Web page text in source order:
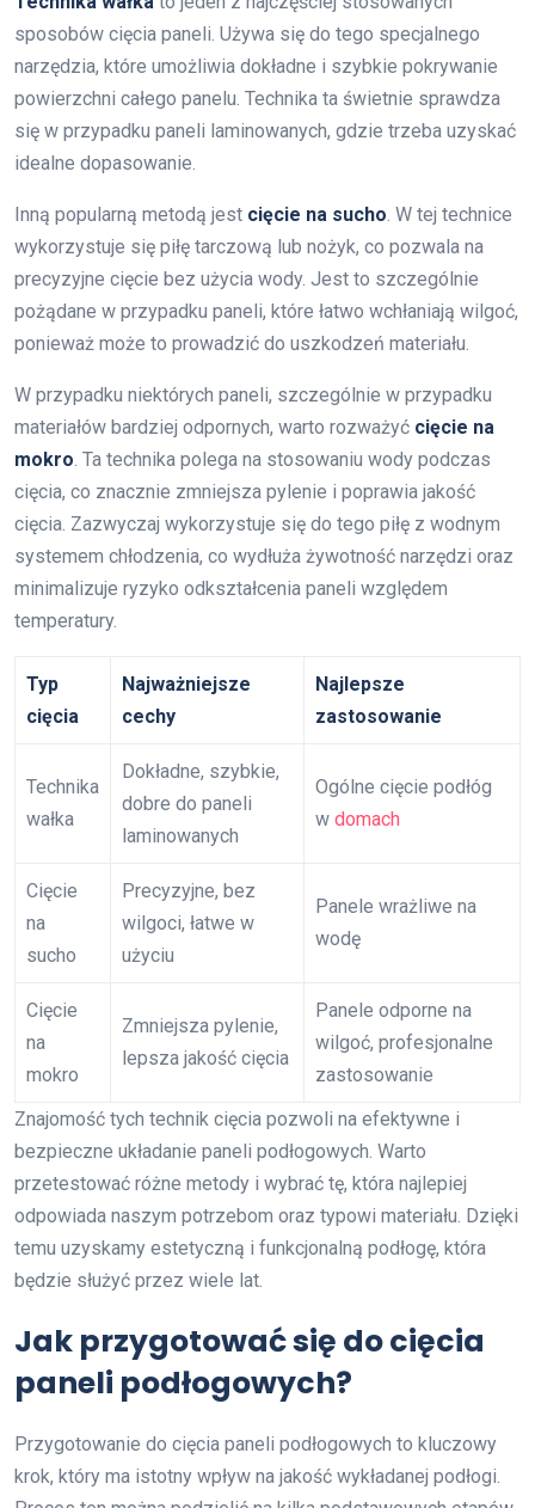
sposobów cięcia paneli. Używa się do tego specjalnego
narzędzia, które umożliwia dokładne i szybkie pokrywanie
powierzchni całego panelu. Technika ta świetnie sprawdza
się w przypadku paneli laminowanych, gdzie trzeba uzyskać
idealne dopasowanie.
Inną popularną metodą jest cięcie na sucho . W tej technice
wykorzystuje się piłę tarczową lub nożyk, co pozwala na
precyzyjne cięcie bez użycia wody. Jest to szczególnie
pożądane w przypadku paneli, które łatwo wchłaniają wilgoć,
ponieważ może to prowadzić do uszkodzeń materiału.
W przypadku niektórych paneli, szczególnie w przypadku
materiałów bardziej odpornych, warto rozważyć cięcie na
mokro . Ta technika polega na stosowaniu wody podczas
cięcia, co znacznie zmniejsza pylenie i poprawia jakość
cięcia. Zazwyczaj wykorzystuje się do tego piłę z wodnym
systemem chłodzenia, co wydłuża żywotność narzędzi oraz
minimalizuje ryzyko odkształcenia paneli względem
temperatury.
Typ
cięcia
Najważniejsze
cechy
Najlepsze
zastosowanie
Technika
wałka
Dokładne, szybkie,
dobre do paneli
laminowanych
Ogólne cięcie podłóg
w domach
Cięcie
na
sucho
Precyzyjne, bez
wilgoci, łatwe w
użyciu
Panele wrażliwe na
wodę
Cięcie
na
mokro
Zmniejsza pylenie,
lepsza jakość cięcia
Panele odporne na
wilgoć, profesjonalne
zastosowanie
Znajomość tych technik cięcia pozwoli na efektywne i
bezpieczne układanie paneli podłogowych. Warto
przetestować różne metody i wybrać tę, która najlepiej
odpowiada naszym potrzebom oraz typowi materiału. Dzięki
temu uzyskamy estetyczną i funkcjonalną podłogę, która
będzie służyć przez wiele lat.
Jak przygotować się do cięcia
paneli podłogowych?
Przygotowanie do cięcia paneli podłogowych to kluczowy
krok, który ma istotny wpływ na jakość wykładanej podłogi.